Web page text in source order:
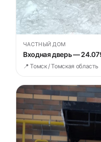
ЧАСТНЫЙ ДОМ
Входная дверь —
📍 Томск / Томская область